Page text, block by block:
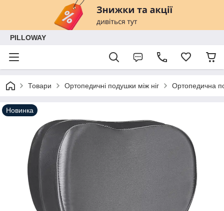
PILLOWAY
Товари Ортопедичні подушки між ніг Ортопедична
Новинка